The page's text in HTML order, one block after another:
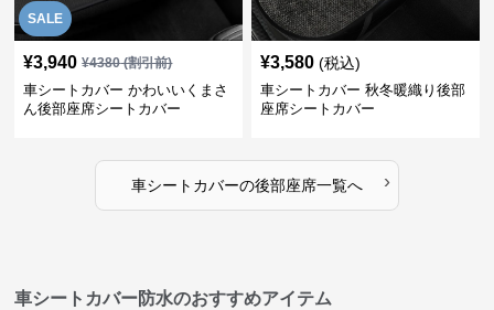
SALE
¥3,940 ¥4380(割引前)
車シートカバー かわいいくまさ
ん後部座席シートカバー
¥3,580 (税込)
車シートカバー 秋冬暖織り後部
座席シートカバー
車シートカバーの後部座席一覧へ ›
車シートカバー防水のおすすめアイテム